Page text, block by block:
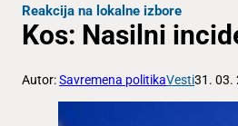
Reakcija na lokalne izbore
Kos: Nasilni
Autor:Savremena politikaVesti31. 03.